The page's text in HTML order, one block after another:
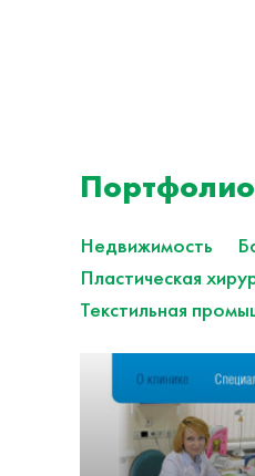
Портфолио
Недвижимость
Пластическая
Текстильная